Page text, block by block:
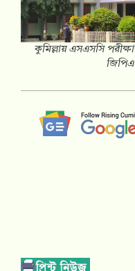
কুমিল্লায় এসএসসি